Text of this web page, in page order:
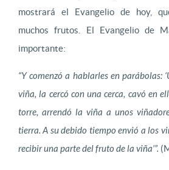
mostrará el Evangelio de hoy,
muchos frutos. El Evangelio de
importante:
“Y comenzó a hablarles en parábolas:
viña, la cercó con una cerca, cavó en
torre, arrendó la viña a unos
tierra. A su debido tiempo envió a los
recibir una parte del fruto de la viña’”.